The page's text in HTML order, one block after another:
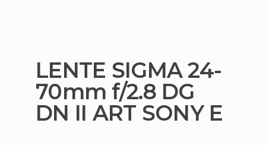
LENTE SIGMA 24-
70mm f/2.8 DG
DN II ART SONY E